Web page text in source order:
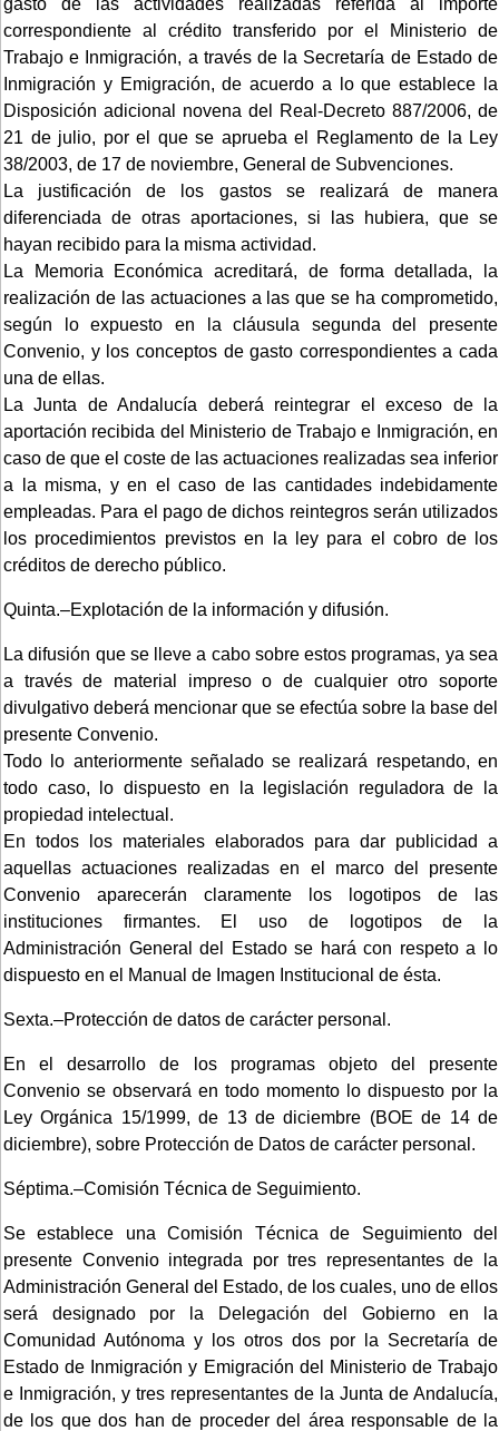
correspondiente al crédito transferido por el Ministerio de
Trabajo e Inmigración, a través de la Secretaría de Estado de
Inmigración y Emigración, de acuerdo a lo que establece la
Disposición adicional novena del Real-Decreto 887/2006, de
21 de julio, por el que se aprueba el Reglamento de la Ley
38/2003, de 17 de noviembre, General de Subvenciones.
La justificación de los gastos se realizará de manera
diferenciada de otras aportaciones, si las hubiera, que se
hayan recibido para la misma actividad.
La Memoria Económica acreditará, de forma detallada, la
realización de las actuaciones a las que se ha comprometido,
según lo expuesto en la cláusula segunda del presente
Convenio, y los conceptos de gasto correspondientes a cada
una de ellas.
La Junta de Andalucía deberá reintegrar el exceso de la
aportación recibida del Ministerio de Trabajo e Inmigración, en
caso de que el coste de las actuaciones realizadas sea inferior
a la misma, y en el caso de las cantidades indebidamente
empleadas. Para el pago de dichos reintegros serán utilizados
los procedimientos previstos en la ley para el cobro de los
créditos de derecho público.
Quinta.–Explotación de la información y difusión.
La difusión que se lleve a cabo sobre estos programas, ya sea
a través de material impreso o de cualquier otro soporte
divulgativo deberá mencionar que se efectúa sobre la base del
presente Convenio.
Todo lo anteriormente señalado se realizará respetando, en
todo caso, lo dispuesto en la legislación reguladora de la
propiedad intelectual.
En todos los materiales elaborados para dar publicidad a
aquellas actuaciones realizadas en el marco del presente
Convenio aparecerán claramente los logotipos de las
instituciones firmantes. El uso de logotipos de la
Administración General del Estado se hará con respeto a lo
dispuesto en el Manual de Imagen Institucional de ésta.
Sexta.–Protección de datos de carácter personal.
En el desarrollo de los programas objeto del presente
Convenio se observará en todo momento lo dispuesto por la
Ley Orgánica 15/1999, de 13 de diciembre (BOE de 14 de
diciembre), sobre Protección de Datos de carácter personal.
Séptima.–Comisión Técnica de Seguimiento.
Se establece una Comisión Técnica de Seguimiento del
presente Convenio integrada por tres representantes de la
Administración General del Estado, de los cuales, uno de ellos
será designado por la Delegación del Gobierno en la
Comunidad Autónoma y los otros dos por la Secretaría de
Estado de Inmigración y Emigración del Ministerio de Trabajo
e Inmigración, y tres representantes de la Junta de Andalucía,
de los que dos han de proceder del área responsable de la